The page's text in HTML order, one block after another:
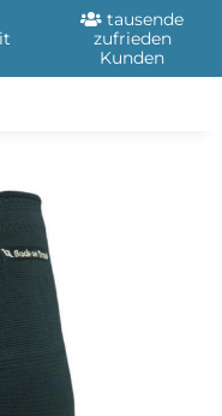
tausende
zufrieden
Kunden